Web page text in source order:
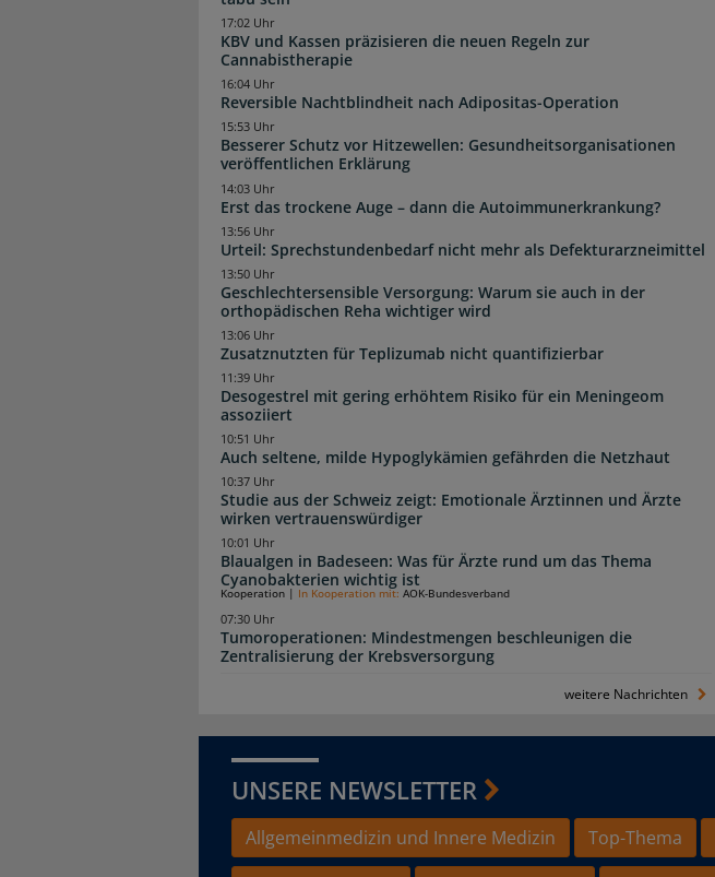
KBV und Kassen präzisieren die neuen Regeln zur
Cannabistherapie
17:02 Uhr
Reversible Nachtblindheit nach Adipositas-Operation
16:04 Uhr
Besserer Schutz vor Hitzewellen: Gesundheitsorganisationen
veröffentlichen Erklärung
15:53 Uhr
Erst das trockene Auge – dann die Autoimmunerkrankung?
14:03 Uhr
Urteil: Sprechstundenbedarf nicht mehr als Defekturarzneimittel
13:56 Uhr
Geschlechtersensible Versorgung: Warum sie auch in der
orthopädischen Reha wichtiger wird
13:50 Uhr
Zusatznutzten für Teplizumab nicht quantifizierbar
13:06 Uhr
Desogestrel mit gering erhöhtem Risiko für ein Meningeom
assoziiert
11:39 Uhr
Auch seltene, milde Hypoglykämien gefährden die Netzhaut
10:51 Uhr
Studie aus der Schweiz zeigt: Emotionale Ärztinnen und Ärzte
wirken vertrauenswürdiger
10:37 Uhr
Blaualgen in Badeseen: Was für Ärzte rund um das Thema
Cyanobakterien wichtig ist
10:01 Uhr
Tumoroperationen: Mindestmengen beschleunigen die
Zentralisierung der Krebsversorgung
Kooperation | In Kooperation mit: AOK-Bundesverband
07:30 Uhr
weitere Nachrichten
UNSERE NEWSLETTER
Allgemeinmedizin und Innere Medizin Top-Thema